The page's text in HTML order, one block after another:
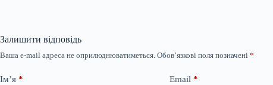
Залишити відповідь
Ваша e-mail адреса не оприлюднюватиметься. Обов’язкові поля позначені *
Ім’я * Email *